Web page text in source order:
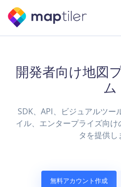
開発者向け地図
ム
SDK、API、ビジュアルツー
イル、エンタープライズ向
タを提供し
無料アカウント作成